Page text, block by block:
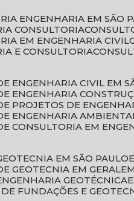
ENGENHARIA EM SÃO
CONSULTORIA
EM ENGENHARIA CIVIL
E CONSULTORIA
ENGENHARIA CIVIL EM
ENGENHARIA
PROJETOS DE
ENGENHARIA
CONSULTORIA EM
EM SÃO PAULO
GEOTECNIA EM GERAL
GEOTÉCNICA
DE FUNDAÇÕES E